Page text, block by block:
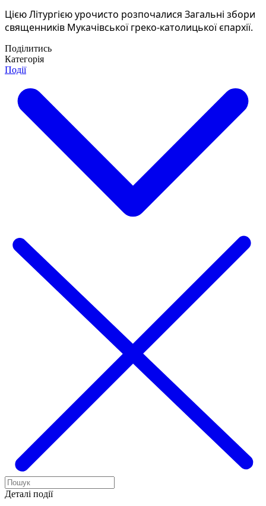
Цією Літургією урочисто розпочалися Загальні збори
священників Мукачівської греко-католицької єпархії.
Поділитись
Категорія
Події
Деталі події